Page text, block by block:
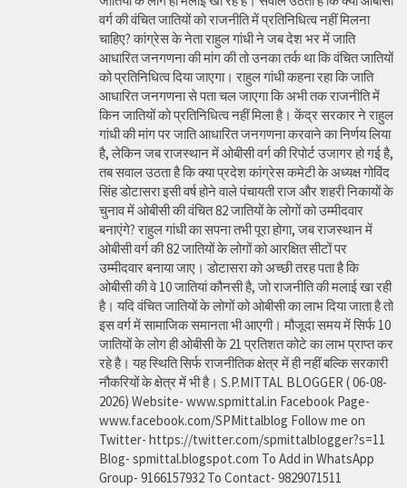
वर्ग की वंचित जातियों को राजनीति में प्रतिनिधित्व नहीं मिलना
चाहिए? कांग्रेस के नेता राहुल गांधी ने जब देश भर में जाति
आधारित जनगणना की मांग की तो उनका तर्क था कि वंचित जातियों
को प्रतिनिधित्व दिया जाएगा। राहुल गांधी कहना रहा कि जाति
आधारित जनगणना से पता चल जाएगा कि अभी तक राजनीति में
किन जातियों को प्रतिनिधित्व नहीं मिला है। केंद्र सरकार ने राहुल
गांधी की मांग पर जाति आधारित जनगणना करवाने का निर्णय लिया
है, लेकिन जब राजस्थान में ओबीसी वर्ग की रिपोर्ट उजागर हो गई है,
तब सवाल उठता है कि क्या प्रदेश कांग्रेस कमेटी के अध्यक्ष गोविंद
सिंह डोटासरा इसी वर्ष होने वाले पंचायती राज और शहरी निकायों के
चुनाव में ओबीसी की वंचित 82 जातियों के लोगों को उम्मीदवार
बनाएंगे? राहुल गांधी का सपना तभी पूरा होगा, जब राजस्थान में
ओबीसी वर्ग की 82 जातियों के लोगों को आरक्षित सीटों पर
उम्मीदवार बनाया जाए। डोटासरा को अच्छी तरह पता है कि
ओबीसी की वे 10 जातियां कौनसी है, जो राजनीति की मलाई खा रही
है। यदि वंचित जातियों के लोगों को ओबीसी का लाभ दिया जाता है तो
इस वर्ग में सामाजिक समानता भी आएगी। मौजूदा समय में सिर्फ 10
जातियों के लोग ही ओबीसी के 21 प्रतिशत कोटे का लाभ प्राप्त कर
रहे है। यह स्थिति सिर्फ राजनीतिक क्षेत्र में ही नहीं बल्कि सरकारी
नौकरियों के क्षेत्र में भी है। S.P.MITTAL BLOGGER ( 06-08-
2026) Website- www.spmittal.in Facebook Page-
www.facebook.com/SPMittalblog Follow me on
Twitter- https://twitter.com/spmittalblogger?s=11
Blog- spmittal.blogspot.com To Add in WhatsApp
Group- 9166157932 To Contact- 9829071511